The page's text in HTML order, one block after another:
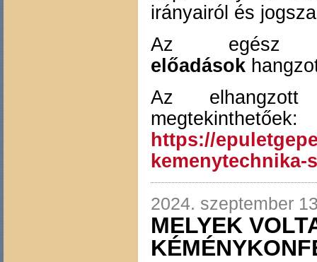
irányairól és
Az egész
előadások
Az
megtekinthetőek:
https://
kemenytechnika-
2024. szeptember
MELYEK